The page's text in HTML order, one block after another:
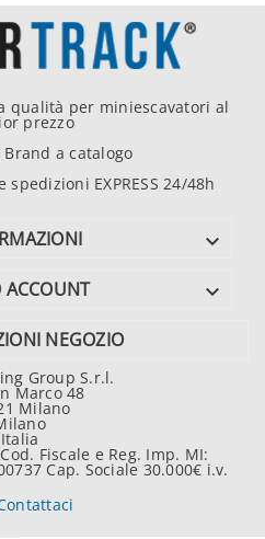
qualità per miniescavatori al
prezzo
Brand a catalogo
spedizioni EXPRESS 24/48h

ACCOUNT 
NEGOZIO
Group S.r.l.
Marco 48
Milano
Italia
Fiscale e Reg. Imp. MI:
Cap. Sociale 30.000€ i.v.